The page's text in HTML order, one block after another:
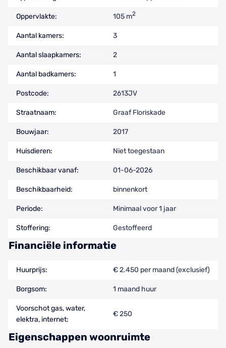
Oppervlakte: 105 m2
Aantal kamers: 3
Aantal slaapkamers: 2
Aantal badkamers: 1
Postcode: 2613JV
Straatnaam: Graaf Floriskade
Bouwjaar: 2017
Huisdieren: Niet toegestaan
Beschikbaar vanaf: 01-06-2026
Beschikbaarheid: binnenkort
Periode: Minimaal voor 1 jaar
Stoffering: Gestoffeerd
Financiële informatie
Huurprijs: € 2.450 per maand (exclusief)
Borgsom: 1 maand huur
Voorschot gas, water,
elektra, internet:
€ 250
Eigenschappen woonruimte